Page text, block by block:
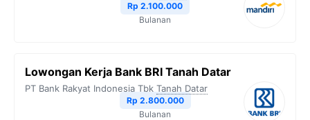
Rp 2.100.000
Bulanan
Lowongan Kerja Bank BRI Tanah Datar
PT Bank Rakyat Indonesia Tbk Tanah Datar
Rp 2.800.000
Bulanan